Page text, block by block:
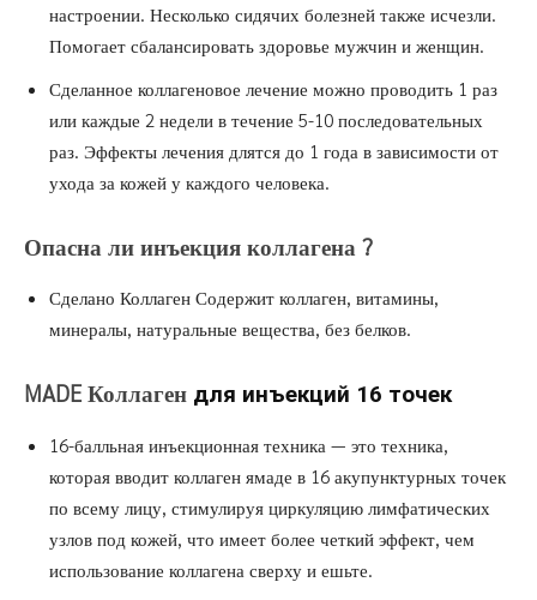
настроении. Несколько сидячих болезней также исчезли.
Помогает сбалансировать здоровье мужчин и женщин.
Сделанное коллагеновое лечение можно проводить 1 раз
или каждые 2 недели в течение 5-10 последовательных
раз. Эффекты лечения длятся до 1 года в зависимости от
ухода за кожей у каждого человека.
Опасна ли инъекция коллагена ?
Сделано Коллаген Содержит коллаген, витамины,
минералы, натуральные вещества, без белков.
MADE Коллаген для инъекций 16 точек
16-балльная инъекционная техника — это техника,
которая вводит коллаген ямаде в 16 акупунктурных точек
по всему лицу, стимулируя циркуляцию лимфатических
узлов под кожей, что имеет более четкий эффект, чем
использование коллагена сверху и ешьте.